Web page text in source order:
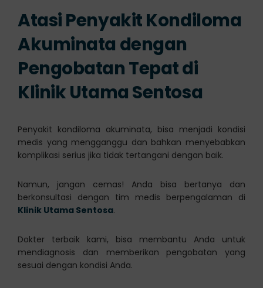
Atasi Penyakit Kondiloma
Akuminata dengan
Pengobatan Tepat di
Klinik Utama Sentosa
Penyakit kondiloma akuminata, bisa menjadi kondisi
medis yang mengganggu dan bahkan menyebabkan
komplikasi serius jika tidak tertangani dengan baik.
Namun, jangan cemas! Anda bisa bertanya dan
berkonsultasi dengan tim medis berpengalaman di
Klinik Utama Sentosa.
Dokter terbaik kami, bisa membantu Anda untuk
mendiagnosis dan memberikan pengobatan yang
sesuai dengan kondisi Anda.